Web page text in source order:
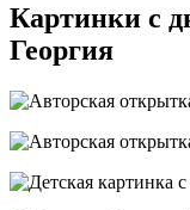
Картинки с
Георгия